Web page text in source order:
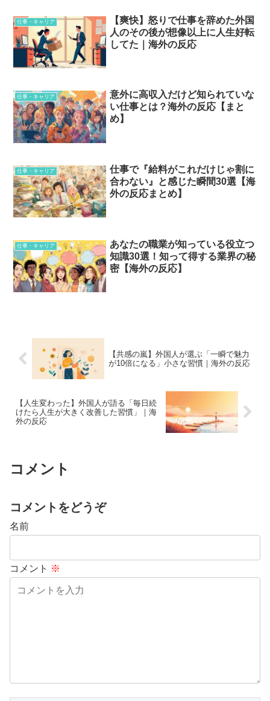
仕事・キャリア
【爽快】怒りで仕事を辞めた外国
人のその後が想像以上に人生好転
してた｜海外の反応
仕事・キャリア
意外に高収入だけど知られていな
い仕事とは？海外の反応【まと
め】
仕事・キャリア
仕事で『給料がこれだけじゃ割に
合わない』と感じた瞬間30選【海
外の反応まとめ】
仕事・キャリア
あなたの職業が知っている役立つ
知識30選！知って得する業界の秘
密【海外の反応】
【共感の嵐】外国人が選ぶ「一瞬で魅力
が10倍になる」小さな習慣｜海外の反応
【人生変わった】外国人が語る「毎日続
けたら人生が大きく改善した習慣」｜海
外の反応
コメント
コメントをどうぞ
名前
コメント ※